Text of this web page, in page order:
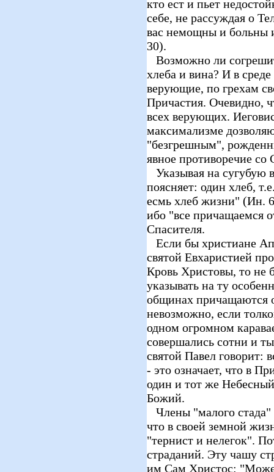
кто ест и пьет
себе, не рассуждая о
вас немощны и больны
30).
Возможно ли
хлеба и вина? И в
верующие, по грехам
Причастия. Очевидно,
всех верующих.
максимализме
"безгрешным",
явное противоречие
Указывая на сугубую
поясняет: один хлеб,
есмь хлеб жизни" (Ин.
ибо "все причащаемся
Спасителя.
Если бы христиане
святой Евхаристией
Кровь Христовы, то
указывать на ту
общинах причащаются
невозможно, если
одном огромном
совершались сотни и
святой Павел говорит:
- это означает, что в
один и тот же
Божий.
Члены "малого стада"
что в своей земной
"тернист и нелегок".
страданий. Эту чашу
им Сам Христос: